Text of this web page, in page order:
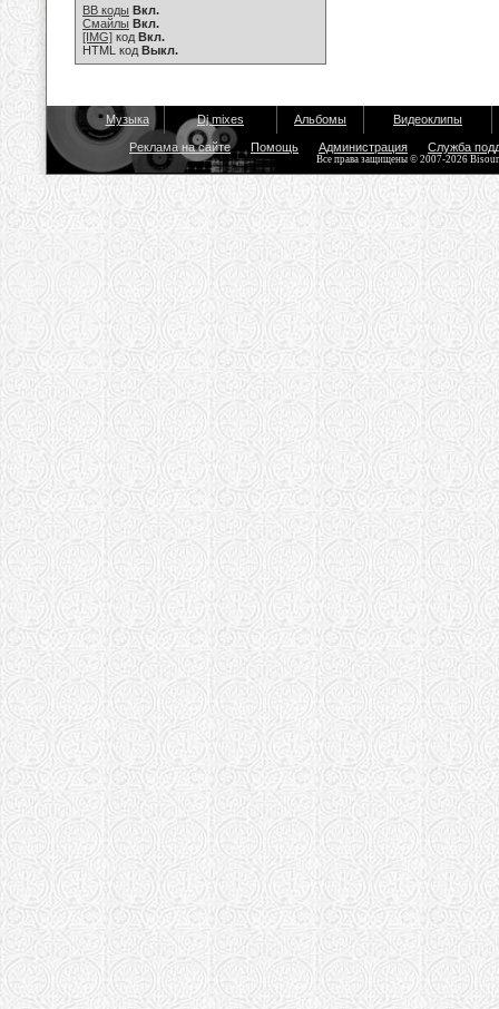
BB коды Вкл.
Смайлы Вкл.
[IMG] код Вкл.
HTML код Выкл.
Музыка Dj mixes Альбомы Видеоклипы
Реклама на сайте Помощь Администрация Служба
Все права защищены © 2007-2026